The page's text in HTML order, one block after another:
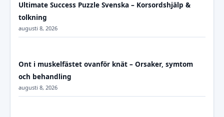
Ultimate Success Puzzle Svenska – Korsordshjälp &
tolkning
augusti 8, 2026
Ont i muskelfästet ovanför knät – Orsaker, symtom
och behandling
augusti 8, 2026